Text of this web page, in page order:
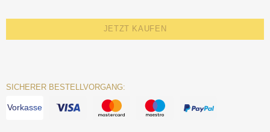
JETZT KAUFEN
SICHERER BESTELLVORGANG:
Vorkasse